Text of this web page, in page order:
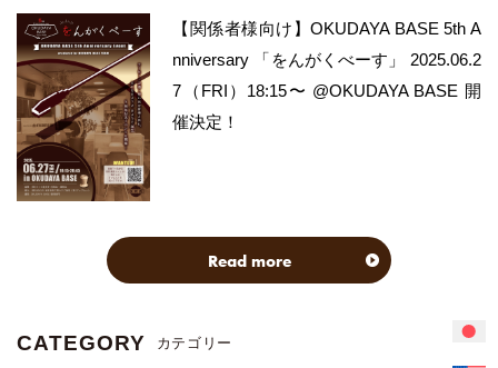
【関係者様向け】OKUDAYA BASE 5th A
nniversary 「をんがくべーす」 2025.06.2
7（FRI）18:15〜 @OKUDAYA BASE 開
催決定！
Read more
CATEGORY カテゴリー